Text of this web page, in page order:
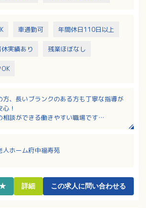
車通勤可 年間休日110日以上
実績あり 残業ほぼなし
方、長いブランクのある方も丁寧な指導が
！
相談ができる働きやすい職場です
じて基本給の加算制度あり
5時間程度でオンオフしっかりできます
人ホーム府中福寿苑
詳細 この求人に問い合わせる